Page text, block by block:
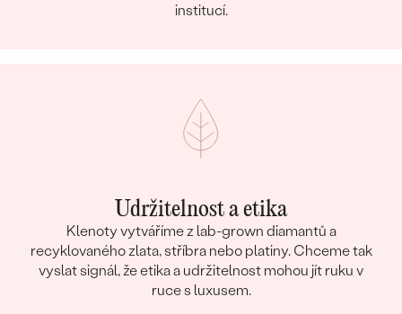
institucí.
Udržitelnost a etika
Klenoty vytváříme z lab-grown diamantů a
recyklovaného zlata, stříbra nebo platiny. Chceme tak
vyslat signál, že etika a udržitelnost mohou jít ruku v
ruce s luxusem.